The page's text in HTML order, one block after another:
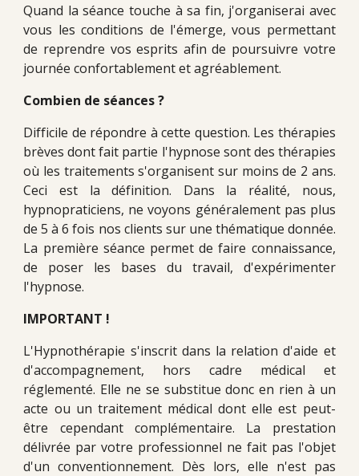
Quand la séance touche à sa fin, j'organiserai avec
vous les conditions de l'émerge, vous permettant
de reprendre vos esprits afin de poursuivre votre
journée confortablement et agréablement.
Combien de séances ?
Difficile de répondre à cette question. Les thérapies
brèves dont fait partie l'hypnose sont des thérapies
où les traitements s'organisent sur moins de 2 ans.
Ceci est la définition. Dans la réalité, nous,
hypnopraticiens, ne voyons généralement pas plus
de 5 à 6 fois nos clients sur une thématique donnée.
La première séance permet de faire connaissance,
de poser les bases du travail, d'expérimenter
l'hypnose.
IMPORTANT !
L'Hypnothérapie s'inscrit dans la relation d'aide et
d'accompagnement, hors cadre médical et
réglementé. Elle ne se substitue donc en rien à un
acte ou un traitement médical dont elle est peut-
être cependant complémentaire. La prestation
délivrée par votre professionnel ne fait pas l'objet
d'un conventionnement. Dès lors, elle n'est pas